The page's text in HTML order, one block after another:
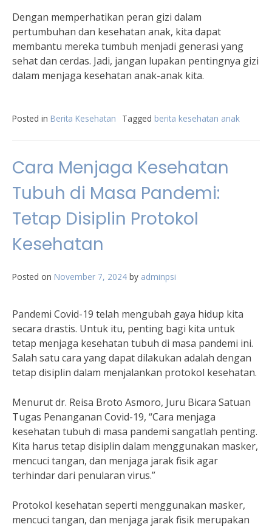
Dengan memperhatikan peran gizi dalam
pertumbuhan dan kesehatan anak, kita dapat
membantu mereka tumbuh menjadi generasi yang
sehat dan cerdas. Jadi, jangan lupakan pentingnya gizi
dalam menjaga kesehatan anak-anak kita.
Posted in Berita Kesehatan Tagged berita kesehatan anak
Cara Menjaga Kesehatan
Tubuh di Masa Pandemi:
Tetap Disiplin Protokol
Kesehatan
Posted on November 7, 2024 by adminpsi
Pandemi Covid-19 telah mengubah gaya hidup kita
secara drastis. Untuk itu, penting bagi kita untuk
tetap menjaga kesehatan tubuh di masa pandemi ini.
Salah satu cara yang dapat dilakukan adalah dengan
tetap disiplin dalam menjalankan protokol kesehatan.
Menurut dr. Reisa Broto Asmoro, Juru Bicara Satuan
Tugas Penanganan Covid-19, “Cara menjaga
kesehatan tubuh di masa pandemi sangatlah penting.
Kita harus tetap disiplin dalam menggunakan masker,
mencuci tangan, dan menjaga jarak fisik agar
terhindar dari penularan virus.”
Protokol kesehatan seperti menggunakan masker,
mencuci tangan, dan menjaga jarak fisik merupakan